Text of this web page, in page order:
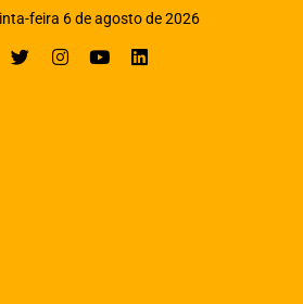
feira 6 de agosto de 2026